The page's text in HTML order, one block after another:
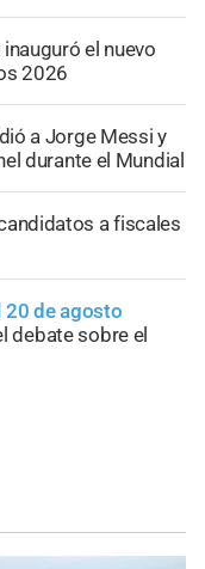
el nuevo
2026
a Jorge Messi y
durante el Mundial
a fiscales
20 de agosto
debate sobre el